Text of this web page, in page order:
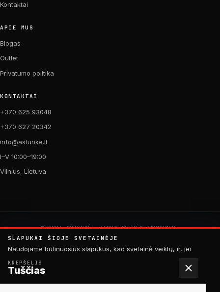
Kontaktai
APIE MUS
Blogas
Outlet
Privatumo politika
KONTAKTAI
+370 625 93048
+370 627 20342
info@astunke.lt
I–V 10:00–19:00
Vilnius, Lietuva
© 2026 AŠTUNKĖ. VISOS TEISĖS SAUGOMOS.
PAGAMINTA SU MEILE DVIRAČIAMS. 🚴
by Digital Acid Studio
KREPŠELIS
Tuščias
SLAPUKAI ŠIOJE SVETAINĖJE
Naudojame būtinuosius slapukus, kad svetainė veiktų, ir, jei
sutiksite, analitinius slapukus, padedančius tobulinti turinį.
Daugiau informacijos rasite